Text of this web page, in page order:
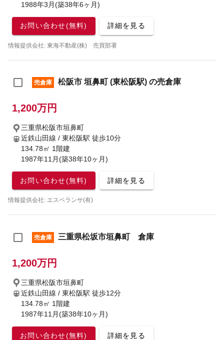
1988年3月(築38年6ヶ月)
お問い合わせ(無料) 詳細を見る
情報提供会社: 東海不動産(株) 売買部署
売倉庫 松阪市 垣鼻町 (東松阪駅) の売倉庫
1,200万円
三重県松阪市垣鼻町
近鉄山田線 / 東松阪駅 徒歩10分
134.78㎡ 1階建
1987年11月(築38年10ヶ月)
お問い合わせ(無料) 詳細を見る
情報提供会社: エスペランサ(有)
売倉庫 三重県松坂市垣鼻町 倉庫
1,200万円
三重県松阪市垣鼻町
近鉄山田線 / 東松阪駅 徒歩12分
134.78㎡ 1階建
1987年11月(築38年10ヶ月)
お問い合わせ(無料) 詳細を見る